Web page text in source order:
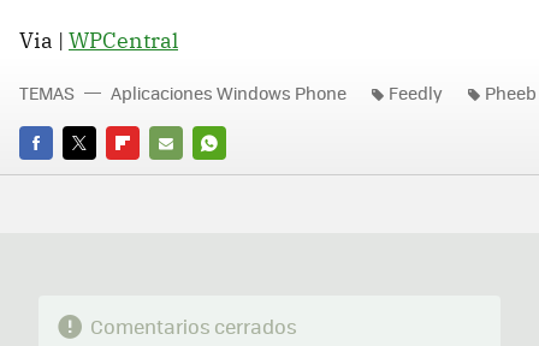
Via | WPCentral
FACEBOOK
TWITTERFLIPBOARD
E-
WHATSAPP
TEMAS Aplicaciones Windows Phone Feedly Pheeb
Comentarios cerrados